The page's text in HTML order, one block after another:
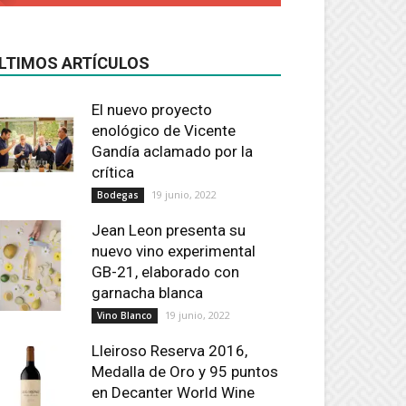
ARTÍCULOS
El nuevo proyecto
enológico de Vicente
Gandía aclamado por la
crítica
Bodegas 19 junio, 2022
Jean Leon presenta su
nuevo vino experimental
GB-21, elaborado con
garnacha blanca
Vino Blanco 19 junio, 2022
Lleiroso Reserva 2016,
Medalla de Oro y 95 puntos
en Decanter World Wine